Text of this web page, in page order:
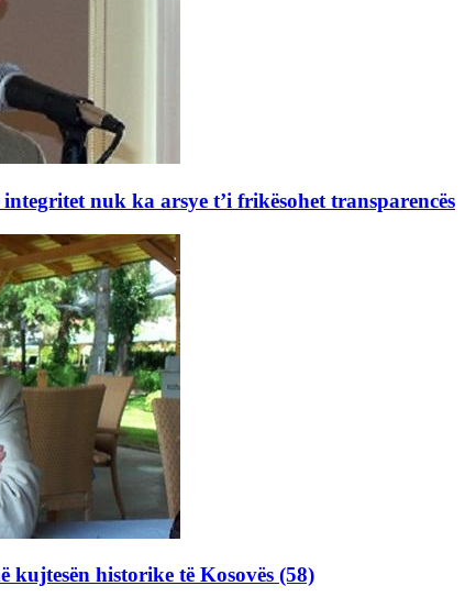
nuk ka arsye t’i frikësohet transparencës
kujtesën historike të Kosovës (58)